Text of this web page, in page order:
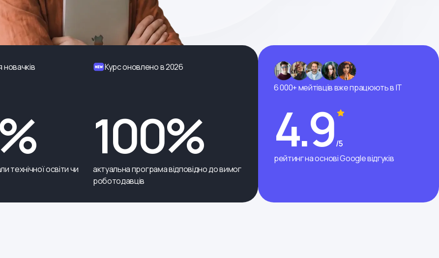
новачків
технічної освіти чи
Курс оновлено в 2026
100%
актуальна програма відповідно до вимог
роботодавців
6 000+ мейтівців вже працюють в ІТ
4.9 /5
рейтинг на основі Google відгуків